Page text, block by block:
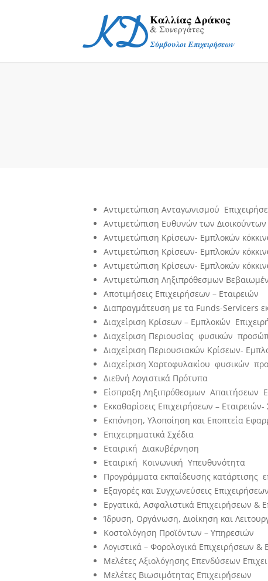
Αντιμετώπιση Ανταγωνισμού
Αντιμετώπιση Ευθυνών των
Αντιμετώπιση Κρίσεων- Εμπλοκών
Αντιμετώπιση Κρίσεων- Εμπλοκών
Αντιμετώπιση Κρίσεων- Εμπλοκών
Αντιμετώπιση Ληξιπρόθεσμων
Αποτιμήσεις Επιχειρήσεων – Εταιρειών
Διαπραγμάτευση με τα Funds-Servicers
Διαχείριση Κρίσεων – Εμπλοκών
Διαχείριση Περιουσίας φυσικών
Διαχείριση Περιουσιακών Κρίσεων-
Διαχείριση Χαρτοφυλακίου φυσικών
Διεθνή Λογιστικά Πρότυπα
Είσπραξη Ληξιπρόθεσμων Απαιτήσεων
Εκκαθαρίσεις Επιχειρήσεων –
Εκπόνηση, Υλοποίηση και Εποπτεία
Επιχειρηματικά Σχέδια
Εταιρική Διακυβέρνηση
Εταιρική Κοινωνική Υπευθυνότητα
Προγράμματα εκπαίδευσης κατάρτισης
Εξαγορές και Συγχωνεύσεις
Εργατικά, Ασφαλιστικά Επιχειρήσεων &
Ίδρυση, Οργάνωση, Διοίκηση και
Κοστολόγηση Προϊόντων – Υπηρεσιών
Λογιστικά – Φορολογικά Επιχειρήσεων &
Μελέτες Αξιολόγησης Επενδύσεων
Μελέτες Βιωσιμότητας Επιχειρήσεων